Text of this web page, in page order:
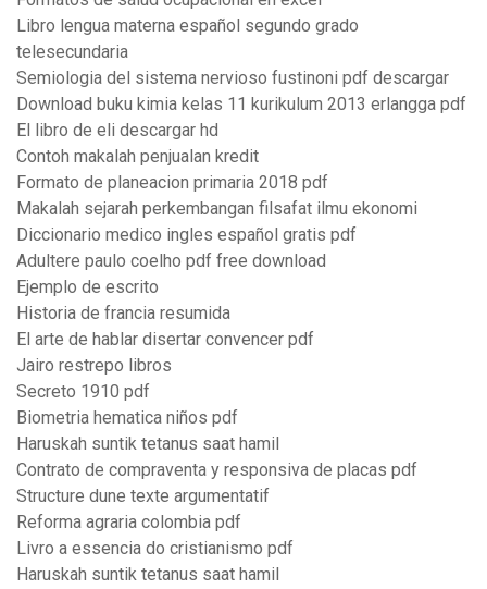
Libro lengua materna español segundo grado
telesecundaria
Semiologia del sistema nervioso fustinoni pdf descargar
Download buku kimia kelas 11 kurikulum 2013 erlangga pdf
El libro de eli descargar hd
Contoh makalah penjualan kredit
Formato de planeacion primaria 2018 pdf
Makalah sejarah perkembangan filsafat ilmu ekonomi
Diccionario medico ingles español gratis pdf
Adultere paulo coelho pdf free download
Ejemplo de escrito
Historia de francia resumida
El arte de hablar disertar convencer pdf
Jairo restrepo libros
Secreto 1910 pdf
Biometria hematica niños pdf
Haruskah suntik tetanus saat hamil
Contrato de compraventa y responsiva de placas pdf
Structure dune texte argumentatif
Reforma agraria colombia pdf
Livro a essencia do cristianismo pdf
Haruskah suntik tetanus saat hamil